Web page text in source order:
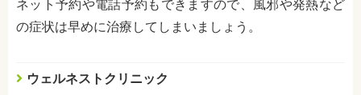
ネット予約や電話予約もできますので、風邪や発熱など
の症状は早めに治療してしまいましょう。
ウェルネストクリニック